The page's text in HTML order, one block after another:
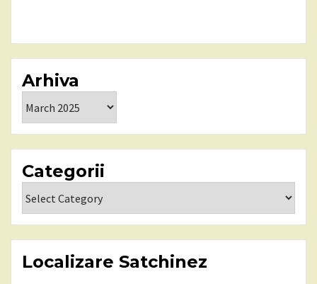
Arhiva
Categorii
Localizare Satchinez